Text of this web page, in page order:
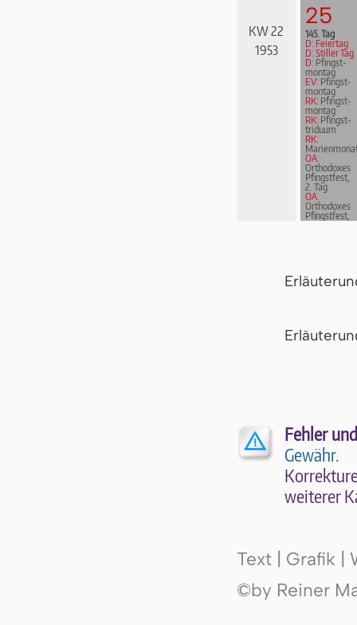
KW 22
1953
25
145. Tag
D: Feiertag
D: Stiller Tag
D: Pfingst­
mon­tag
EV: Pfingst­
mon­tag
RK: Pfingst­
mon­tag
RK: Pfingst­
tri­du­um
RK:
OA:
Orthodoxes
Pfingstfest,
2. Tag
OA:
Orthodoxes
Pfingstfest,
Fehler
Gewähr.
wei­te­rer
Text | Grafik |
©by Reiner